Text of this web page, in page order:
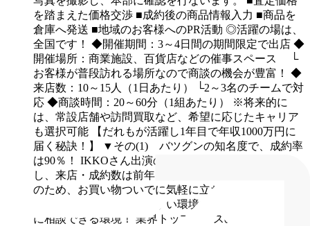
を踏まえた価格交渉 ■成約後の商品情報入力 ■商品を
倉庫へ発送 ■地域のお客様へのPR活動 ◎活躍の場は、
全国です！
◆開催期間：3～4日間の期間限定で出店 ◆
開催場所：商業施設、百貨店などの催事スペース
└
お客様が普段訪れる場所なので商談の機会が豊富！
◆
来店数：10～15人（1日あたり）
└2～3名のチームで対
応 ◆商談時間：20～60分（1組あたり）
※将来的に
は、常設店舗や訪問買取など、希望に応じたキャリア
も選択可能
【だれもが活躍し1年目で年収1000万円に
届く秘訣！】
▼その(1) バツグンの知名度で、成約率
は90％！
IKKOさん出演のTVCMで知名度が急上昇
し、来店・成約数は前年比2倍以上。商業施設での開催
のため、お買い物ついでに気軽に立ち寄る方が多く、
未経験でも成果を出しやすい環境です。
に相談できる環境！
業界トップクラスの品目を扱う中